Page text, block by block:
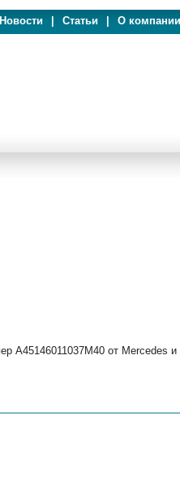
Новости Статьи О компании
A45146011037M40 от Mercedes и